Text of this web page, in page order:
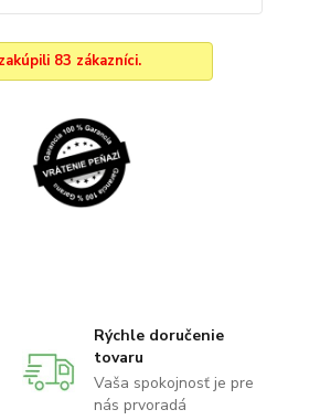
83 zákazníci.
Rýchle doručenie
tovaru
Vaša spokojnosť je pre
nás prvoradá